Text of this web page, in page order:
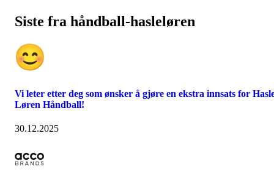
Siste fra håndball-hasleløren
Vi leter etter deg som ønsker å gjøre en ekstra innsats for
Løren Håndball!
30.12.2025